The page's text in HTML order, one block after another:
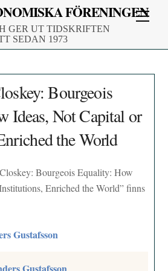
FÖRENINGEN
GER UT TIDSKRIFTEN
SEDAN 1973
Bourgeois
Ideas, Not Capital or
the World
Bourgeois Equality: How
Enriched the World” finns
Gustafsson